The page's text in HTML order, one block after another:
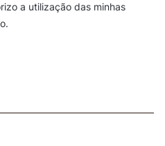
a utilização das minhas